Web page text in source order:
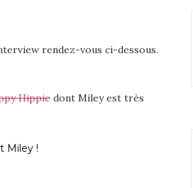
rendez-vous ci-dessous.
Hippie dont Miley est très
Miley !